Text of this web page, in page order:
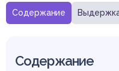
Содержание
Содержание